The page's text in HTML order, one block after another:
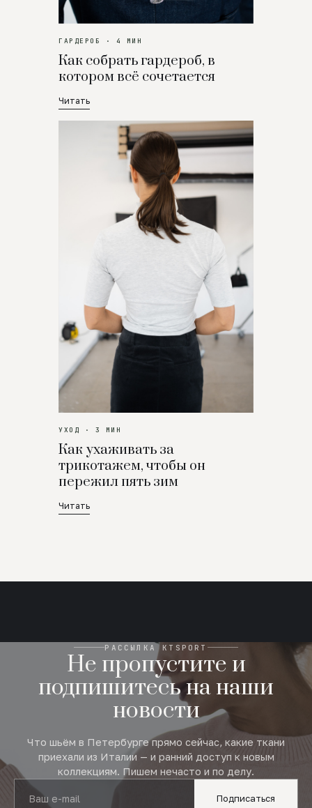
ГАРДЕРОБ · 4 МИН
Как собрать гардероб, в
котором всё сочетается
Читать
УХОД · 3 МИН
Как ухаживать за
трикотажем, чтобы он
пережил пять зим
Читать
РАССЫЛКА KTSPORT
Не пропустите и
подпишитесь на наши
новости
Что шьём в Петербурге прямо сейчас, какие ткани
приехали из Италии — и ранний доступ к новым
коллекциям. Пишем нечасто и по делу.
Подписаться